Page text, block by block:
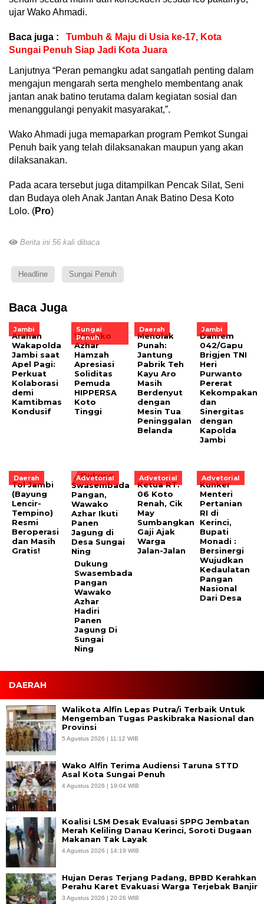
ujar Wako Ahmadi.
Baca juga :
Tumbuh & Maju di Usia ke-17, Kota
Sungai Penuh Siap Jadi Kota Juara
Lanjutnya “Peran pemangku adat sangatlah penting dalam
mengajun mengarah serta menghelo membentang anak
jantan anak batino terutama dalam kegiatan sosial dan
menanggulangi penyakit masyarakat,”.
Wako Ahmadi juga memaparkan program Pemkot Sungai
Penuh baik yang telah dilaksanakan maupun yang akan
dilaksanakan.
Pada acara tersebut juga ditampilkan Pencak Silat, Seni
dan Budaya oleh Anak Jantan Anak Batino Desa Koto
Lolo. (Pro)
Berita ini 56 kali dibaca
Headline Sungai Penuh
Baca Juga
Jambi
​Arahan
Wakapolda
Jambi saat
Apel Pagi:
Perkuat
Kolaborasi
demi
Kamtibmas
Kondusif
Sungai
Penuh
Wawako
Azhar
Hamzah
Apresiasi
Soliditas
Pemuda
HIPPERSA
Koto
Tinggi
Daerah
Menolak
Punah:
Jantung
Pabrik Teh
Kayu Aro
Masih
Berdenyut
dengan
Mesin Tua
Peninggalan
Belanda
Jambi
Danrem
042/Gapu
Brigjen TNI
Heri
Purwanto
Pererat
Kekompakan
dan
Sinergitas
dengan
Kapolda
Jambi
Daerah
Tol Jambi
(Bayung
Lencir-
Tempino)
Resmi
Beroperasi
dan Masih
Gratis!
Advetorial
Dukung
Swasembada
Pangan
Wawako
Azhar
Hadiri
Panen
Jagung Di
Sungai
Ning
Advetorial
Ketua RT.
06 Koto
Renah, Cik
May
Sumbangkan
Gaji Ajak
Warga
Jalan-Jalan
Advetorial
Kunker
Menteri
Pertanian
RI di
Kerinci,
Bupati
Monadi :
Bersinergi
Wujudkan
Kedaulatan
Pangan
Nasional
Dari Desa
DAERAH
Walikota Alfin Lepas Putra/i Terbaik Untuk
Mengemban Tugas Paskibraka Nasional dan
Provinsi
5 Agustus 2026 | 11:12 WIB
Wako Alfin Terima Audiensi Taruna STTD
Asal Kota Sungai Penuh
4 Agustus 2026 | 19:04 WIB
Koalisi LSM Desak Evaluasi SPPG Jembatan
Merah Keliling Danau Kerinci, Soroti Dugaan
Makanan Tak Layak
4 Agustus 2026 | 14:19 WIB
Hujan Deras Terjang Padang, BPBD Kerahkan
Perahu Karet Evakuasi Warga Terjebak Banjir
3 Agustus 2026 | 20:26 WIB